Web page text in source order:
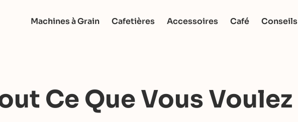
Machines à Grain Cafetières Accessoires Café Conseils
Ce Que Vous Voulez